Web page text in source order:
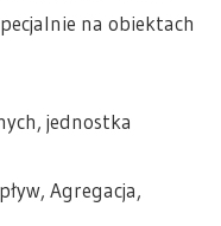
na obiektach
jednostka
Agregacja,